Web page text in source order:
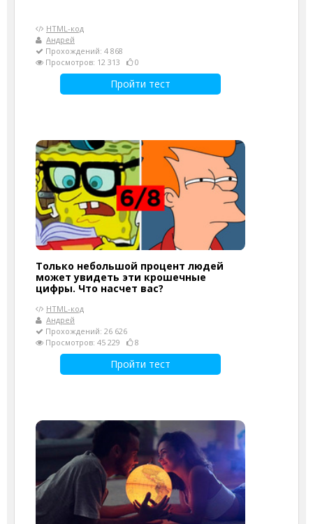
HTML-код
Андрей
Прохождений: 4 868
Просмотров: 12 313
0
Пройти тест
Только небольшой процент людей
может увидеть эти крошечные
цифры. Что насчет вас?
HTML-код
Андрей
Прохождений: 26 626
Просмотров: 45 229
8
Пройти тест